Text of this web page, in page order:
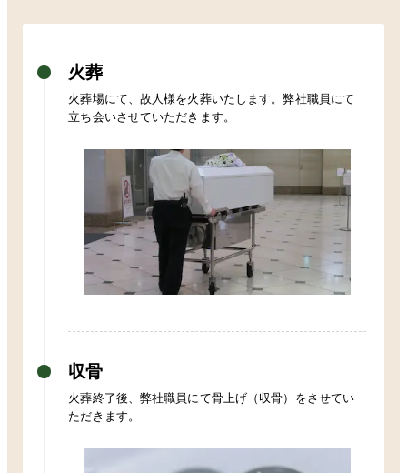
火葬
火葬場にて、故人様を火葬いたします。弊社職員にて
立ち会いさせていただきます。
収骨
火葬終了後、弊社職員にて骨上げ（収骨）をさせてい
ただきます。